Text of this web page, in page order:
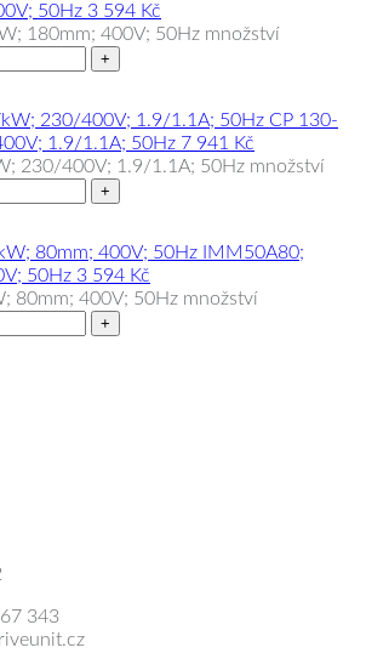
50Hz 3 594 Kč
180mm; 400V; 50Hz množství
+
CP 130-
1.9/1.1A; 50Hz 7 941
Kč
230/400V; 1.9/1.1A; 50Hz množství
+
IMM50A80;
50Hz 3 594 Kč
80mm; 400V; 50Hz množství
+
343